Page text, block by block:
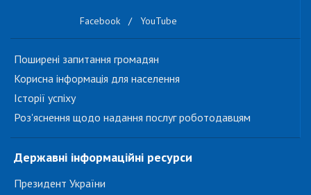
Facebook / YouTube
Поширені запитання громадян
Корисна інформація для населення
Історії успіху
Роз'яснення щодо надання послуг роботодавцям
Державні інформаційні ресурси
Президент України